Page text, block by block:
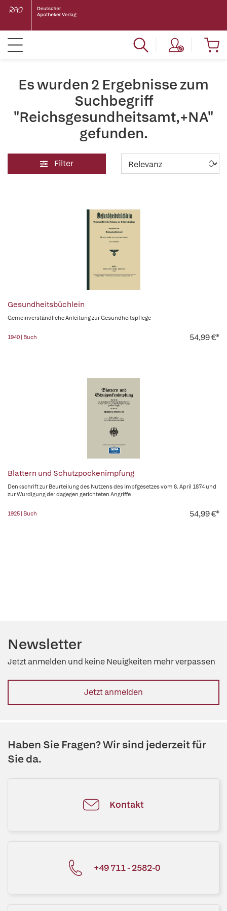
Es wurden 2 Ergebnisse zum
Suchbegriff
"Reichsgesundheitsamt,+NA"
gefunden.
Filter
Gesundheitsbüchlein
Gemeinverständliche Anleitung zur Gesundheitspflege
1940 | Buch 54,99 €*
Blattern und Schutzpockenimpfung
Denkschrift zur Beurteilung des Nutzens des Impfgesetzes vom 8. April 1874 und
zur Wurdigung der dagegen gerichteten Angriffe
1925 | Buch 54,99 €*
Newsletter
Jetzt anmelden und keine Neuigkeiten mehr verpassen
Jetzt anmelden
Haben Sie Fragen? Wir sind jederzeit für
Sie da.
Kontakt
+49 711 - 2582-0